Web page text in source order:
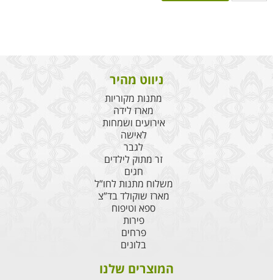
ניווט מהיר
מתנות מקוריות
מארז לידה
אירועים ושמחות
לאישה
לגבר
זר מתוק לילדים
חגים
משלוח מתנות לחו”ל
מארז שוקולד בד”צ
ספא וטיפוח
פירות
פרחים
בלונים
המוצרים שלנו